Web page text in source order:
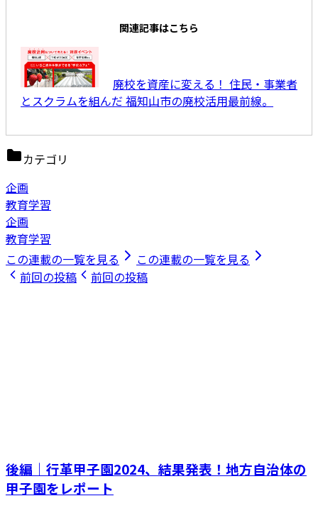
関連記事はこちら
廃校を資産に変える！ 住民・事業者
とスクラムを組んだ 福知山市の廃校活用最前線。
カテゴリ
企画
教育学習
企画
教育学習
この連載の一覧を見る
この連載の一覧を見る
前回の投稿
前回の投稿
後編｜行革甲子園2024、結果発表！地方自治体の
甲子園をレポート